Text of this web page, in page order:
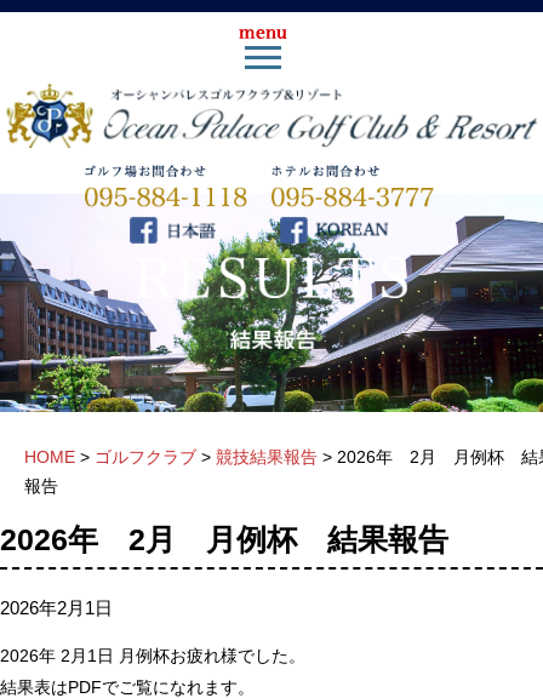
HOME > ゴルフクラブ > 競技結果報告 > 2026年 2月 月例杯 結
報告
2026年 2月 月例杯 結果報告
2026年2月1日
2026年 2月1日 月例杯お疲れ様でした。
結果表はPDFでご覧になれます。